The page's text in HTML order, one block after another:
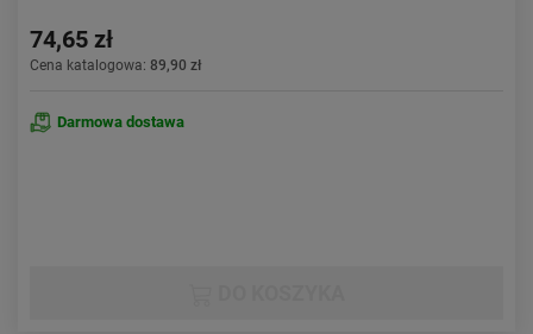
74,65 zł
Cena katalogowa: 89,90 zł
Darmowa dostawa